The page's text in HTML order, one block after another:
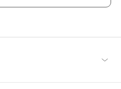
と。
にも安心してかけていただけるよ